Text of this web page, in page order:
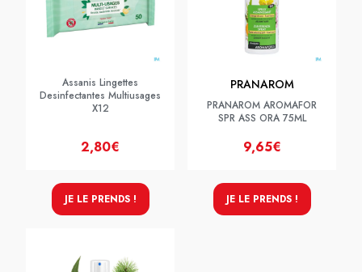
Assanis Lingettes
Desinfectantes Multiusages
X12
2,80€
JE LE PRENDS !
PRANAROM
PRANAROM AROMAFOR
SPR ASS ORA 75ML
9,65€
JE LE PRENDS !